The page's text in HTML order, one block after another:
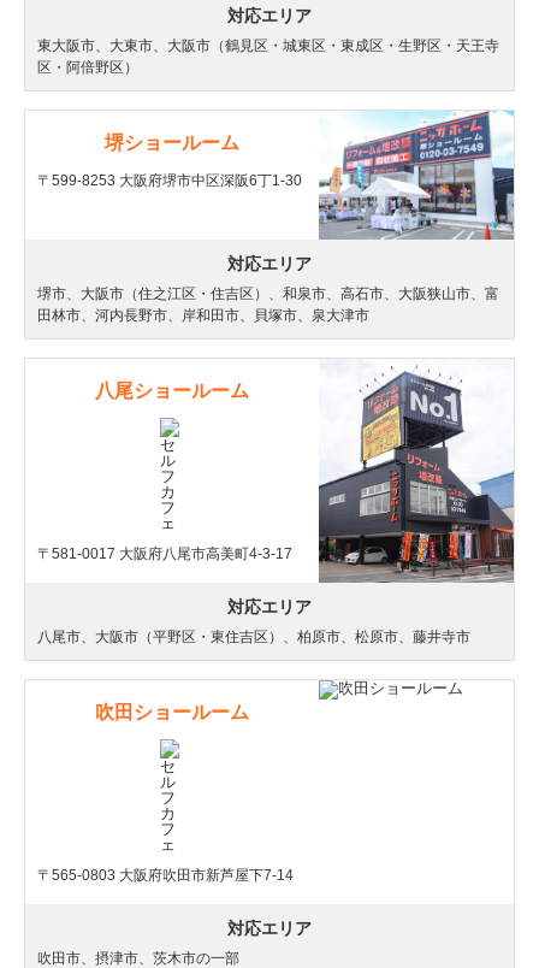
対応エリア
東大阪市、大東市、大阪市（鶴見区・城東区・東成区・生野区・天王寺
区・阿倍野区）
堺ショールーム
〒599-8253 大阪府堺市中区深阪6丁1-30
対応エリア
堺市、大阪市（住之江区・住吉区）、和泉市、高石市、大阪狭山市、富
田林市、河内長野市、岸和田市、貝塚市、泉大津市
八尾ショールーム
〒581-0017 大阪府八尾市高美町4-3-17
対応エリア
八尾市、大阪市（平野区・東住吉区）、柏原市、松原市、藤井寺市
吹田ショールーム
〒565-0803 大阪府吹田市新芦屋下7-14
対応エリア
吹田市、摂津市、茨木市の一部